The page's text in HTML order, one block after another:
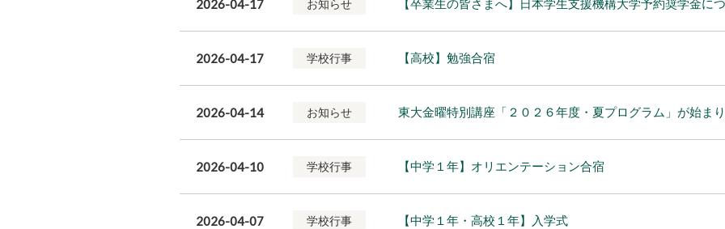
2026-04-17 お知らせ 【卒業生の皆さまへ】日本学生支援機構大学予約奨学金に
2026-04-17 学校行事 【高校】勉強合宿
2026-04-14 お知らせ 東大金曜特別講座「２０２６年度・夏プログラム」が始ま
2026-04-10 学校行事 【中学１年】オリエンテーション合宿
2026-04-07 学校行事 【中学１年・高校１年】入学式